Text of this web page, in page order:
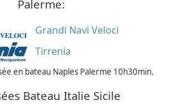
Palerme:
Grandi Navi Veloci
Tirrenia
en bateau Naples Palerme 10h30min.
Bateau Italie Sicile